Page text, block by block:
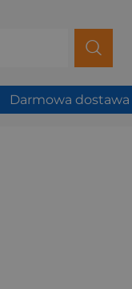
Darmowa dostawa